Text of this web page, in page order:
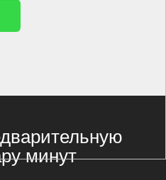
минут